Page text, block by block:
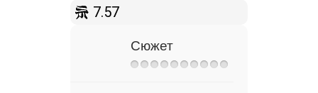
7.57
Сюжет